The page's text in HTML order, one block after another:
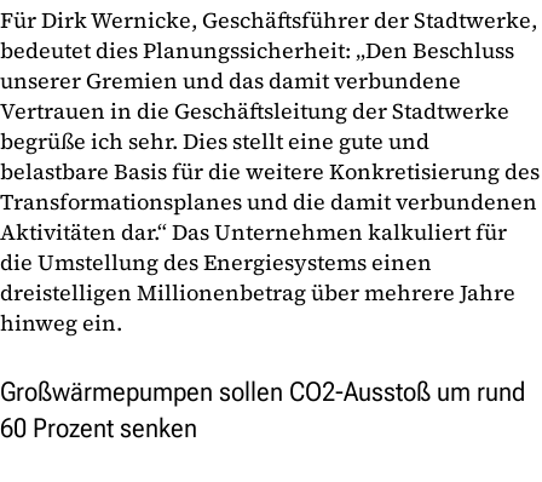
Für Dirk Wernicke, Geschäftsführer der Stadtwerke,
bedeutet dies Planungssicherheit: „Den Beschluss
unserer Gremien und das damit verbundene
Vertrauen in die Geschäftsleitung der Stadtwerke
begrüße ich sehr. Dies stellt eine gute und
belastbare Basis für die weitere Konkretisierung des
Transformationsplanes und die damit verbundenen
Aktivitäten dar.“ Das Unternehmen kalkuliert für
die Umstellung des Energiesystems einen
dreistelligen Millionenbetrag über mehrere Jahre
hinweg ein.
Großwärmepumpen sollen CO2-Ausstoß um rund
60 Prozent senken